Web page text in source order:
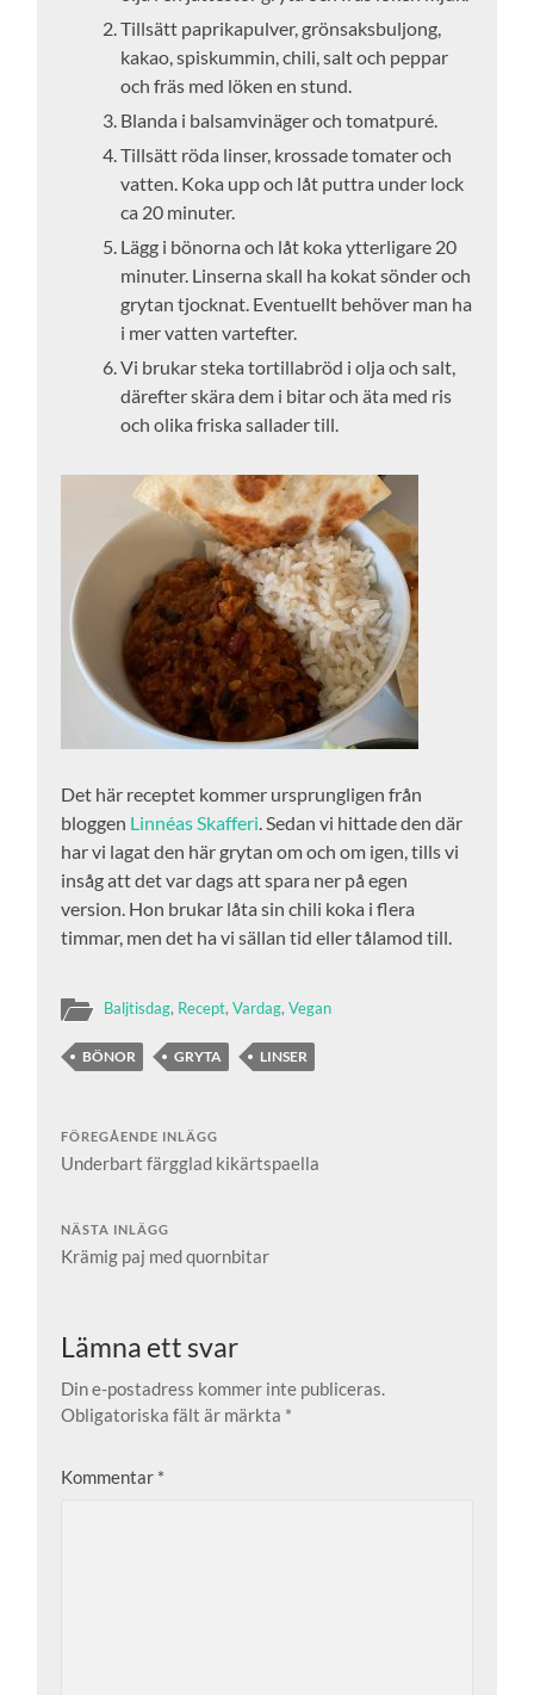
Tillsätt paprikapulver, grönsaksbuljong,
kakao, spiskummin, chili, salt och peppar
och fräs med löken en stund.
Blanda i balsamvinäger och tomatpuré.
Tillsätt röda linser, krossade tomater och
vatten. Koka upp och låt puttra under lock
ca 20 minuter.
Lägg i bönorna och låt koka ytterligare 20
minuter. Linserna skall ha kokat sönder och
grytan tjocknat. Eventuellt behöver man ha
i mer vatten vartefter.
Vi brukar steka tortillabröd i olja och salt,
därefter skära dem i bitar och äta med ris
och olika friska sallader till.
Det här receptet kommer ursprungligen från
bloggen Linnéas Skafferi . Sedan vi hittade den där
har vi lagat den här grytan om och om igen, tills vi
insåg att det var dags att spara ner på egen
version. Hon brukar låta sin chili koka i flera
timmar, men det ha vi sällan tid eller tålamod till.
Baljtisdag, Recept,Vardag,Vegan
BÖNOR GRYTA LINSER
FÖREGÅENDE INLÄGG
Underbart färgglad kikärtspaella
NÄSTA INLÄGG
Krämig paj med quornbitar
Lämna ett svar
Din e-postadress kommer inte publiceras.
Obligatoriska fält är märkta *
Kommentar *